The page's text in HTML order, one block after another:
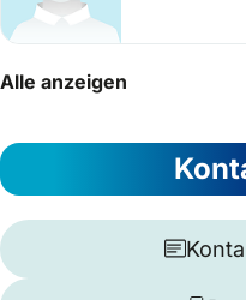
Alle anzeigen